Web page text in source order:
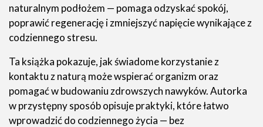
naturalnym podłożem — pomaga odzyskać spokój,
poprawić regenerację i zmniejszyć napięcie wynikające z
codziennego stresu.
Ta książka pokazuje, jak świadome korzystanie z
kontaktu z naturą może wspierać organizm oraz
pomagać w budowaniu zdrowszych nawyków. Autorka
w przystępny sposób opisuje praktyki, które łatwo
wprowadzić do codziennego życia — bez